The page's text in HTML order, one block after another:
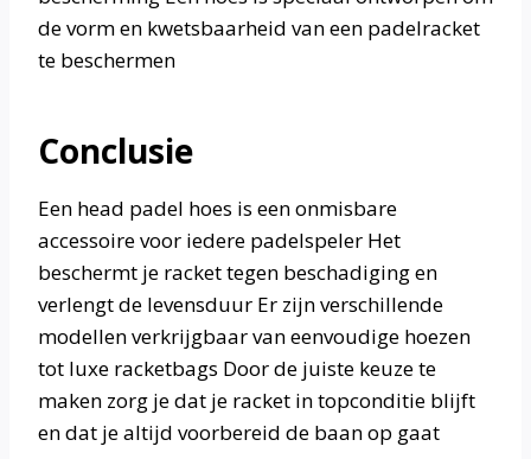
de vorm en kwetsbaarheid van een padelracket
te beschermen
Conclusie
Een head padel hoes is een onmisbare
accessoire voor iedere padelspeler Het
beschermt je racket tegen beschadiging en
verlengt de levensduur Er zijn verschillende
modellen verkrijgbaar van eenvoudige hoezen
tot luxe racketbags Door de juiste keuze te
maken zorg je dat je racket in topconditie blijft
en dat je altijd voorbereid de baan op gaat